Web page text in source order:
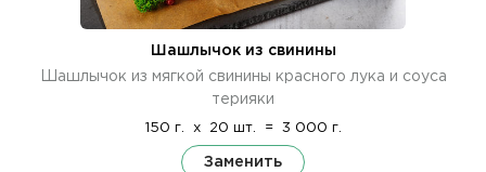
Шашлычок из свинины
Шашлычок из мягкой свинины красного лука и соуса
терияки
150 г. x 20 шт. = 3 000 г.
Заменить